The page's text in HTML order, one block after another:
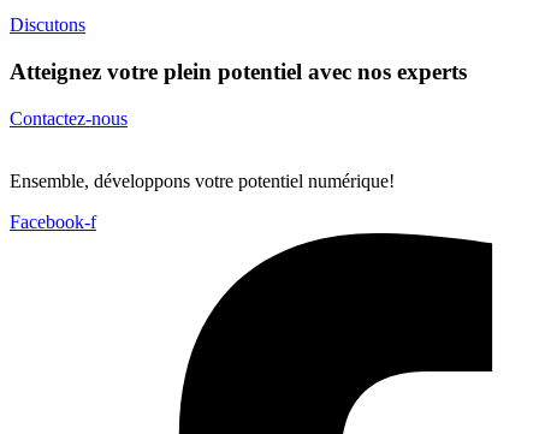
Discutons
Atteignez votre plein potentiel avec nos experts
Contactez-nous
Ensemble, développons votre potentiel numérique!
Facebook-f